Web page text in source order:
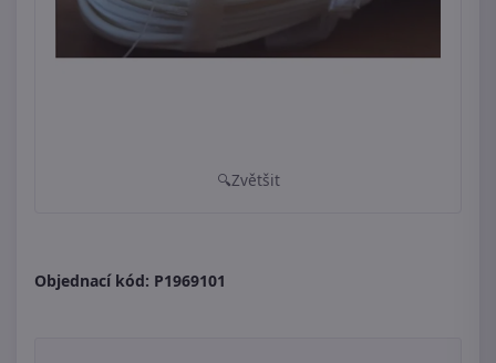
Zvětšit
Objednací kód: P1969101